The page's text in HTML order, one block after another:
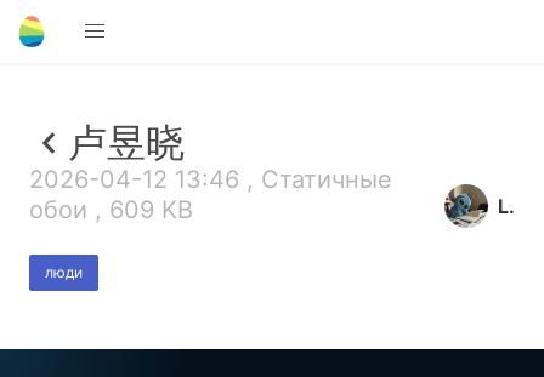
卢昱晓
2026-04-12 13:46 , Статичные
обои , 609 KB
люди
L.